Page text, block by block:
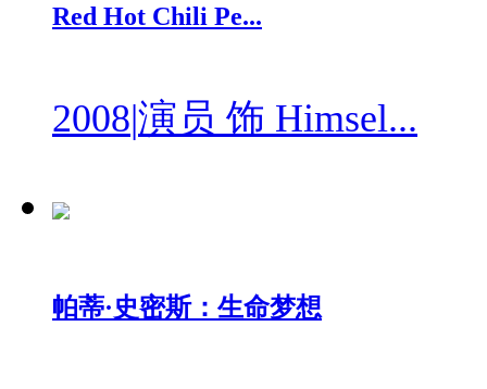
Red Hot Chili Pe...
2008|演员 饰 Himsel...
帕蒂·史密斯：生命梦想